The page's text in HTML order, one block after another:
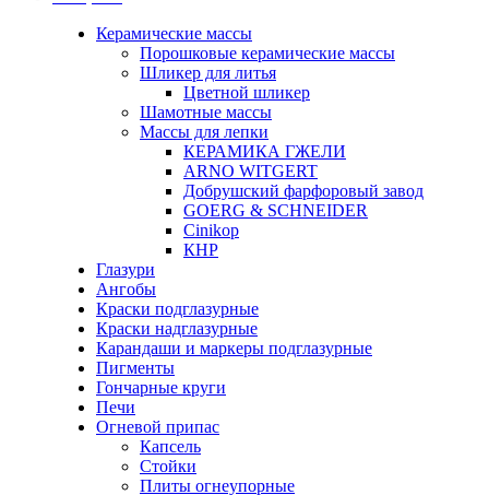
Керамические массы
Порошковые керамические массы
Шликер для литья
Цветной шликер
Шамотные массы
Массы для лепки
КЕРАМИКА ГЖЕЛИ
ARNO WITGERT
Добрушский фарфоровый завод
GOERG & SCHNEIDER
Cinikop
КНР
Глазури
Ангобы
Краски подглазурные
Краски надглазурные
Карандаши и маркеры подглазурные
Пигменты
Гончарные круги
Печи
Огневой припас
Капсель
Стойки
Плиты огнеупорные